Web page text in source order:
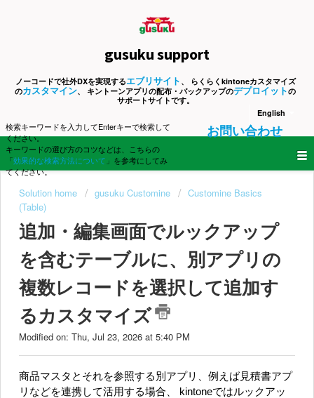
gusuku support
ノーコードで社外DXを実現するエブリサイト 、 らくらくkintoneカスタマイズ
のカスタマイン、 キントーンアプリの配布・バックアップのデプロイットの
サポートサイトです。
English
検索キーワードを入力してEnterキーで検索して
ください。
キーワードの選び方のコツなどは、こちらの
「効果的な検索方法について 」を参考にしてみ
てください。
お問い合わせ
Solution home gusuku Customine
Customine Basics
(Table)
追加・編集画面でルックアップ
を含むテーブルに、別アプリの
複数レコードを選択して追加す
るカスタマイズ
Modified on: Thu, Jul 23, 2026 at 5:40 PM
商品マスタとそれを参照する別アプリ、例えば見積書アプ
リなどを連携して活用する場合、 kintoneではルックアッ